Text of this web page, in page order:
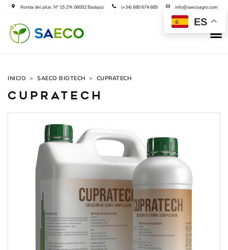
contenido
Ronda del pilar, Nº 15 2ºA 06002 Badajoz (+34) 680 674 685 info@saecoagro.com
INICIO > SAECO BIOTECH > CUPRATECH
CupraTech
ES